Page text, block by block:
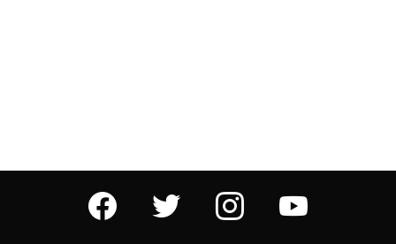
facebook twitter instagram youtube